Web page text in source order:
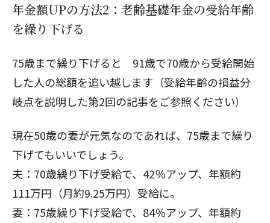
年金額UPの方法2：老齢基礎年金の受給年齢
を繰り下げる
75歳まで繰り下げると 91歳で70歳から受給開始
した人の総額を追い越します（受給年齢の損益分
岐点を説明した第2回の記事をご参照ください）
現在50歳の妻が元気なのであれば、75歳まで繰り
下げてもいいでしょう。
夫：70歳繰り下げ受給で、42％アップ、年額約
111万円（月約9.25万円）受給に。
妻：75歳繰り下げ受給で、84％アップ、年額約